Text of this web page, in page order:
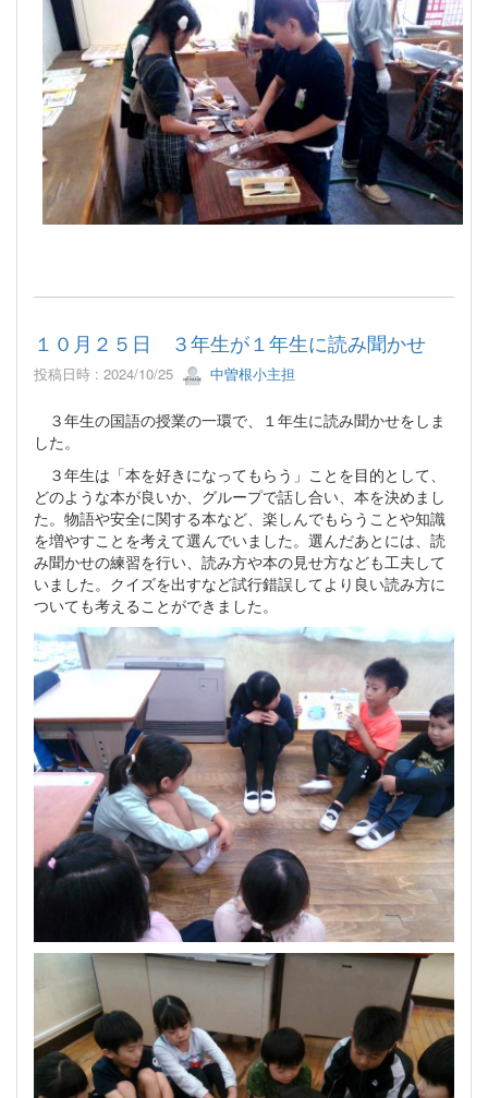
１０月２５日 ３年生が１年生に読み聞かせ
投稿日時 : 2024/10/25 中曽根小主担
３年生の国語の授業の一環で、１年生に読み聞かせをしま
した。
３年生は「本を好きになってもらう」ことを目的として、
どのような本が良いか、グループで話し合い、本を決めまし
た。物語や安全に関する本など、楽しんでもらうことや知識
を増やすことを考えて選んでいました。選んだあとには、読
み聞かせの練習を行い、読み方や本の見せ方なども工夫して
いました。クイズを出すなど試行錯誤してより良い読み方に
ついても考えることができました。